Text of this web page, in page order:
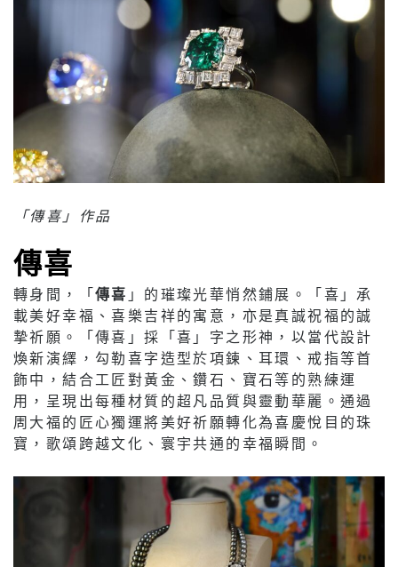
「傳喜」作品
傳喜
轉身間，「傳喜 」的璀璨光華悄然鋪展。「喜」承
載美好幸福、喜樂吉祥的寓意，亦是真誠祝福的誠
摯祈願。「傳喜」採「喜」字之形神，以當代設計
煥新演繹，勾勒喜字造型於項鍊、耳環、戒指等首
飾中，結合工匠對黃金、鑽石、寶石等的熟練運
用，呈現出每種材質的超凡品質與靈動華麗。通過
周大福的匠心獨運將美好祈願轉化為喜慶悅目的珠
寶，歌頌跨越文化、寰宇共通的幸福瞬間。